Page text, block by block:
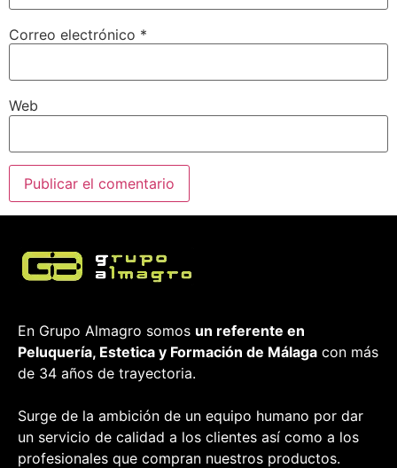
Correo electrónico *
Web
En Grupo Almagro somos un referente en
Peluquería, Estetica y Formación de Málaga con más
de 34 años de trayectoria.
Surge de la ambición de un equipo humano por dar
un servicio de calidad a los clientes así como a los
profesionales que compran nuestros productos.